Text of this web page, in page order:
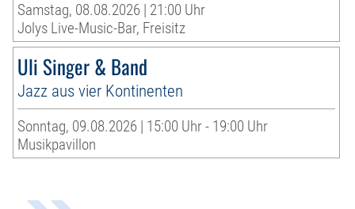
Samstag, 08.08.2026 | 21:00 Uhr
Jolys Live-Music-Bar, Freisitz
Uli Singer & Band
Jazz aus vier Kontinenten
Sonntag, 09.08.2026 | 15:00 Uhr - 19:00 Uhr
Musikpavillon